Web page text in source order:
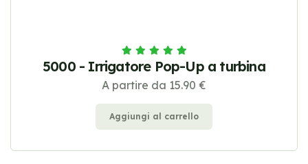
5000 - Irrigatore Pop-Up a turbina
A partire da 15.90 €
Aggiungi al carrello